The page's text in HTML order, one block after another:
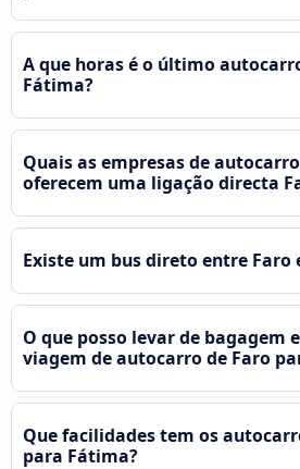
A que horas é o último
Fátima?
Quais as empresas de
oferecem uma ligação directa
Existe um bus direto entre Faro
O que posso levar de bagagem
viagem de autocarro de Faro
Que facilidades tem os
para Fátima?